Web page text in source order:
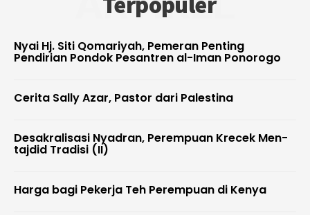
Nyai Hj. Siti Qomariyah, Pemeran Penting
Pendirian Pondok Pesantren al-Iman Ponorogo
Cerita Sally Azar, Pastor dari Palestina
Desakralisasi Nyadran, Perempuan Krecek Men-
tajdid Tradisi (II)
Harga bagi Pekerja Teh Perempuan di Kenya